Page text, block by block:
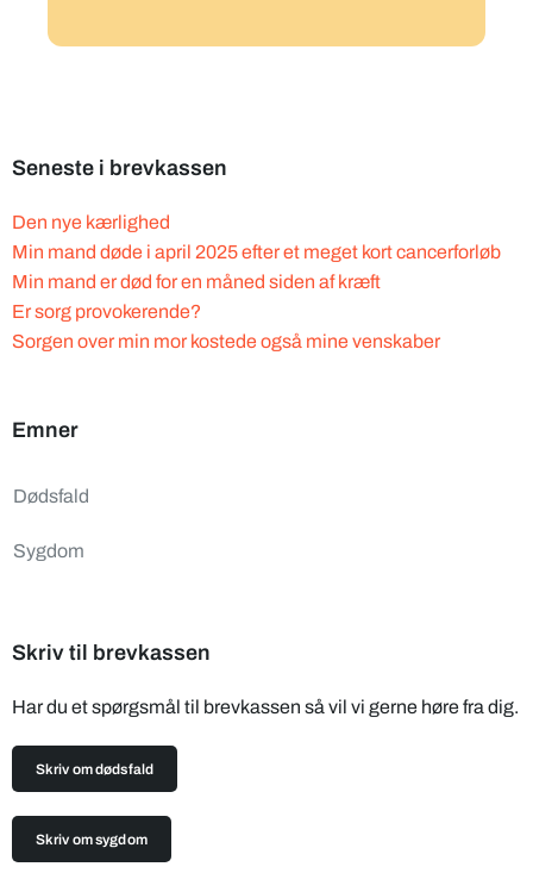
Seneste i brevkassen
Den nye kærlighed
Min mand døde i april 2025 efter et meget kort cancerforløb
Min mand er død for en måned siden af kræft
Er sorg provokerende?
Sorgen over min mor kostede også mine venskaber
Emner
Dødsfald
Sygdom
Skriv til brevkassen
Har du et spørgsmål til brevkassen så vil vi gerne høre fra dig.
Skriv om dødsfald
Skriv om sygdom